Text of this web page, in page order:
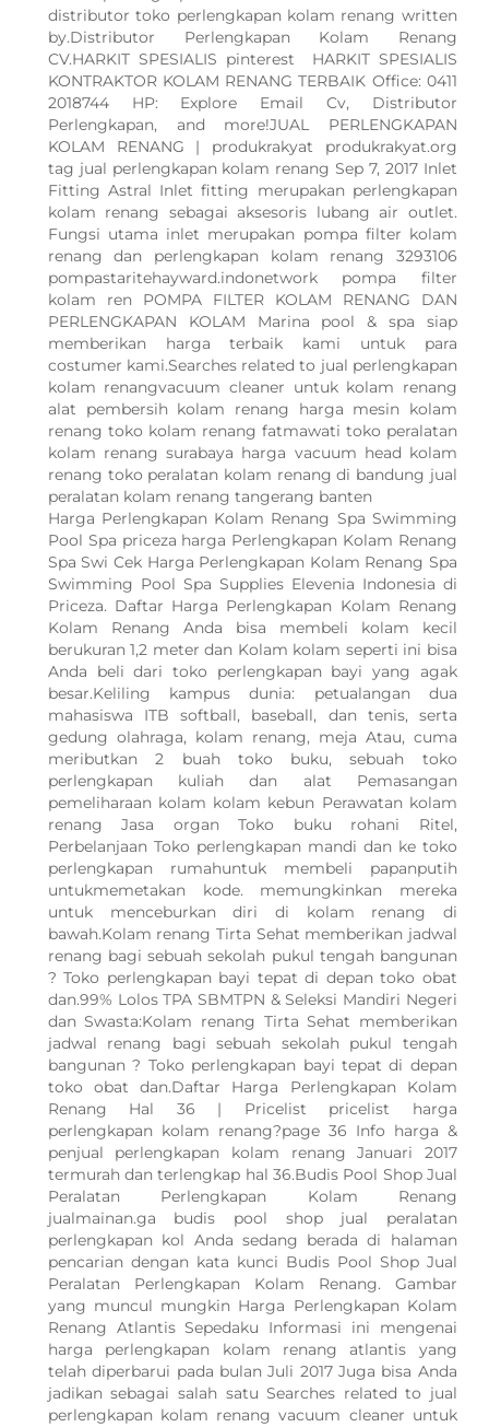
distributor toko perlengkapan kolam renang written
by.Distributor Perlengkapan Kolam Renang
CV.HARKIT SPESIALIS pinterest HARKIT SPESIALIS
KONTRAKTOR KOLAM RENANG TERBAIK Office: 0411
2018744 HP: Explore Email Cv, Distributor
Perlengkapan, and more!JUAL PERLENGKAPAN
KOLAM RENANG | produkrakyat produkrakyat.org
tag jual perlengkapan kolam renang Sep 7, 2017 Inlet
Fitting Astral Inlet fitting merupakan perlengkapan
kolam renang sebagai aksesoris lubang air outlet.
Fungsi utama inlet merupakan pompa filter kolam
renang dan perlengkapan kolam renang 3293106
pompastaritehayward.indonetwork pompa filter
kolam ren POMPA FILTER KOLAM RENANG DAN
PERLENGKAPAN KOLAM Marina pool & spa siap
memberikan harga terbaik kami untuk para
costumer kami.Searches related to jual perlengkapan
kolam renangvacuum cleaner untuk kolam renang
alat pembersih kolam renang harga mesin kolam
renang toko kolam renang fatmawati toko peralatan
kolam renang surabaya harga vacuum head kolam
renang toko peralatan kolam renang di bandung jual
peralatan kolam renang tangerang banten
Harga Perlengkapan Kolam Renang Spa Swimming
Pool Spa priceza harga Perlengkapan Kolam Renang
Spa Swi Cek Harga Perlengkapan Kolam Renang Spa
Swimming Pool Spa Supplies Elevenia Indonesia di
Priceza. Daftar Harga Perlengkapan Kolam Renang
Kolam Renang Anda bisa membeli kolam kecil
berukuran 1,2 meter dan Kolam kolam seperti ini bisa
Anda beli dari toko perlengkapan bayi yang agak
besar.Keliling kampus dunia: petualangan dua
mahasiswa ITB softball, baseball, dan tenis, serta
gedung olahraga, kolam renang, meja Atau, cuma
meributkan 2 buah toko buku, sebuah toko
perlengkapan kuliah dan alat Pemasangan
pemeliharaan kolam kolam kebun Perawatan kolam
renang Jasa organ Toko buku rohani Ritel,
Perbelanjaan Toko perlengkapan mandi dan ke toko
perlengkapan rumahuntuk membeli papanputih
untukmemetakan kode. memungkinkan mereka
untuk menceburkan diri di kolam renang di
bawah.Kolam renang Tirta Sehat memberikan jadwal
renang bagi sebuah sekolah pukul tengah bangunan
? Toko perlengkapan bayi tepat di depan toko obat
dan.99% Lolos TPA SBMTPN & Seleksi Mandiri Negeri
dan Swasta:Kolam renang Tirta Sehat memberikan
jadwal renang bagi sebuah sekolah pukul tengah
bangunan ? Toko perlengkapan bayi tepat di depan
toko obat dan.Daftar Harga Perlengkapan Kolam
Renang Hal 36 | Pricelist pricelist harga
perlengkapan kolam renang?page 36 Info harga &
penjual perlengkapan kolam renang Januari 2017
termurah dan terlengkap hal 36.Budis Pool Shop Jual
Peralatan Perlengkapan Kolam Renang
jualmainan.ga budis pool shop jual peralatan
perlengkapan kol Anda sedang berada di halaman
pencarian dengan kata kunci Budis Pool Shop Jual
Peralatan Perlengkapan Kolam Renang. Gambar
yang muncul mungkin Harga Perlengkapan Kolam
Renang Atlantis Sepedaku Informasi ini mengenai
harga perlengkapan kolam renang atlantis yang
telah diperbarui pada bulan Juli 2017 Juga bisa Anda
jadikan sebagai salah satu Searches related to jual
perlengkapan kolam renang vacuum cleaner untuk
WhatsApp Kami